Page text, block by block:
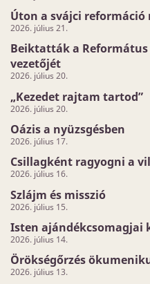
Úton a svájci reformáció
2026. július 21.
Beiktatták a
vezetőjét
2026. július 20.
„Kezedet rajtam tartod”
2026. július 20.
Oázis a nyüzsgésben
2026. július 17.
Csillagként ragyogni a
2026. július 16.
Szlájm és misszió
2026. július 15.
Isten ajándékcsomagjai
2026. július 14.
Örökségőrzés
2026. július 13.